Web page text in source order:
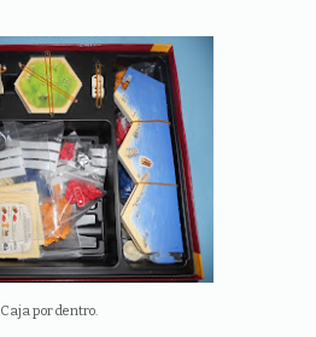
Caja por dentro.